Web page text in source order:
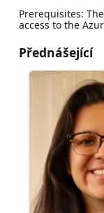
Prerequisites:
access to the
Přednášející